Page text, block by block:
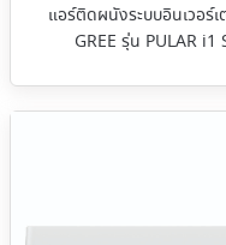
แอร์ติดผนังระบบอินเวอร์
GREE รุ่น PULAR i1